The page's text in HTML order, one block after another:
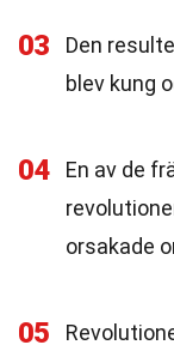
03
Den
blev kung
04
En av de
orsakade
05